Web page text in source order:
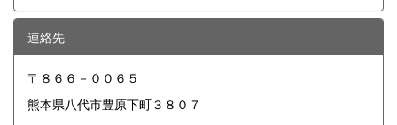
連絡先
〒８６６－００６５
熊本県八代市豊原下町３８０７